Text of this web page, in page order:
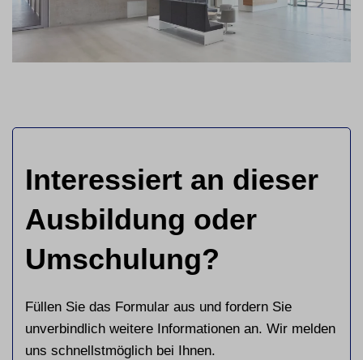
Interessiert an dieser
Ausbildung oder
Umschulung?
Füllen Sie das Formular aus und fordern Sie
unverbindlich weitere Informationen an. Wir melden
uns schnellstmöglich bei Ihnen.